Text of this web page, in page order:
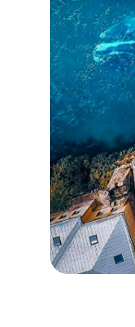
국내 전화번호 그대로
로컬 및 지역 요금제